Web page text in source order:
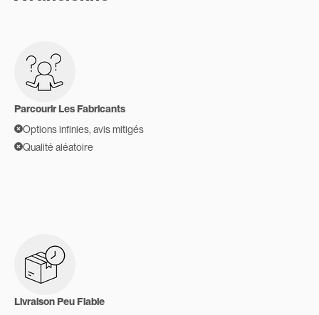
Parcourir Les Fabricants
Options infinies, avis mitigés
Qualité aléatoire
Livraison Peu Fiable